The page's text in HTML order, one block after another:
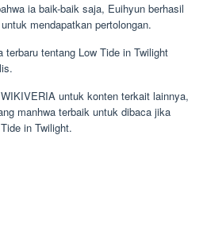
ia baik-baik saja, Euihyun berhasil
mendapatkan pertolongan.
terbaru tentang Low Tide in Twilight
untuk konten terkait lainnya,
manhwa terbaik untuk dibaca jika
in Twilight.